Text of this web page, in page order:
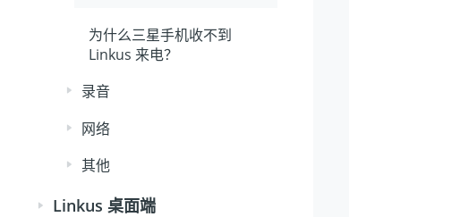
为什么三星手机收不到
Linkus 来电？
录音
网络
其他
Linkus 桌面端